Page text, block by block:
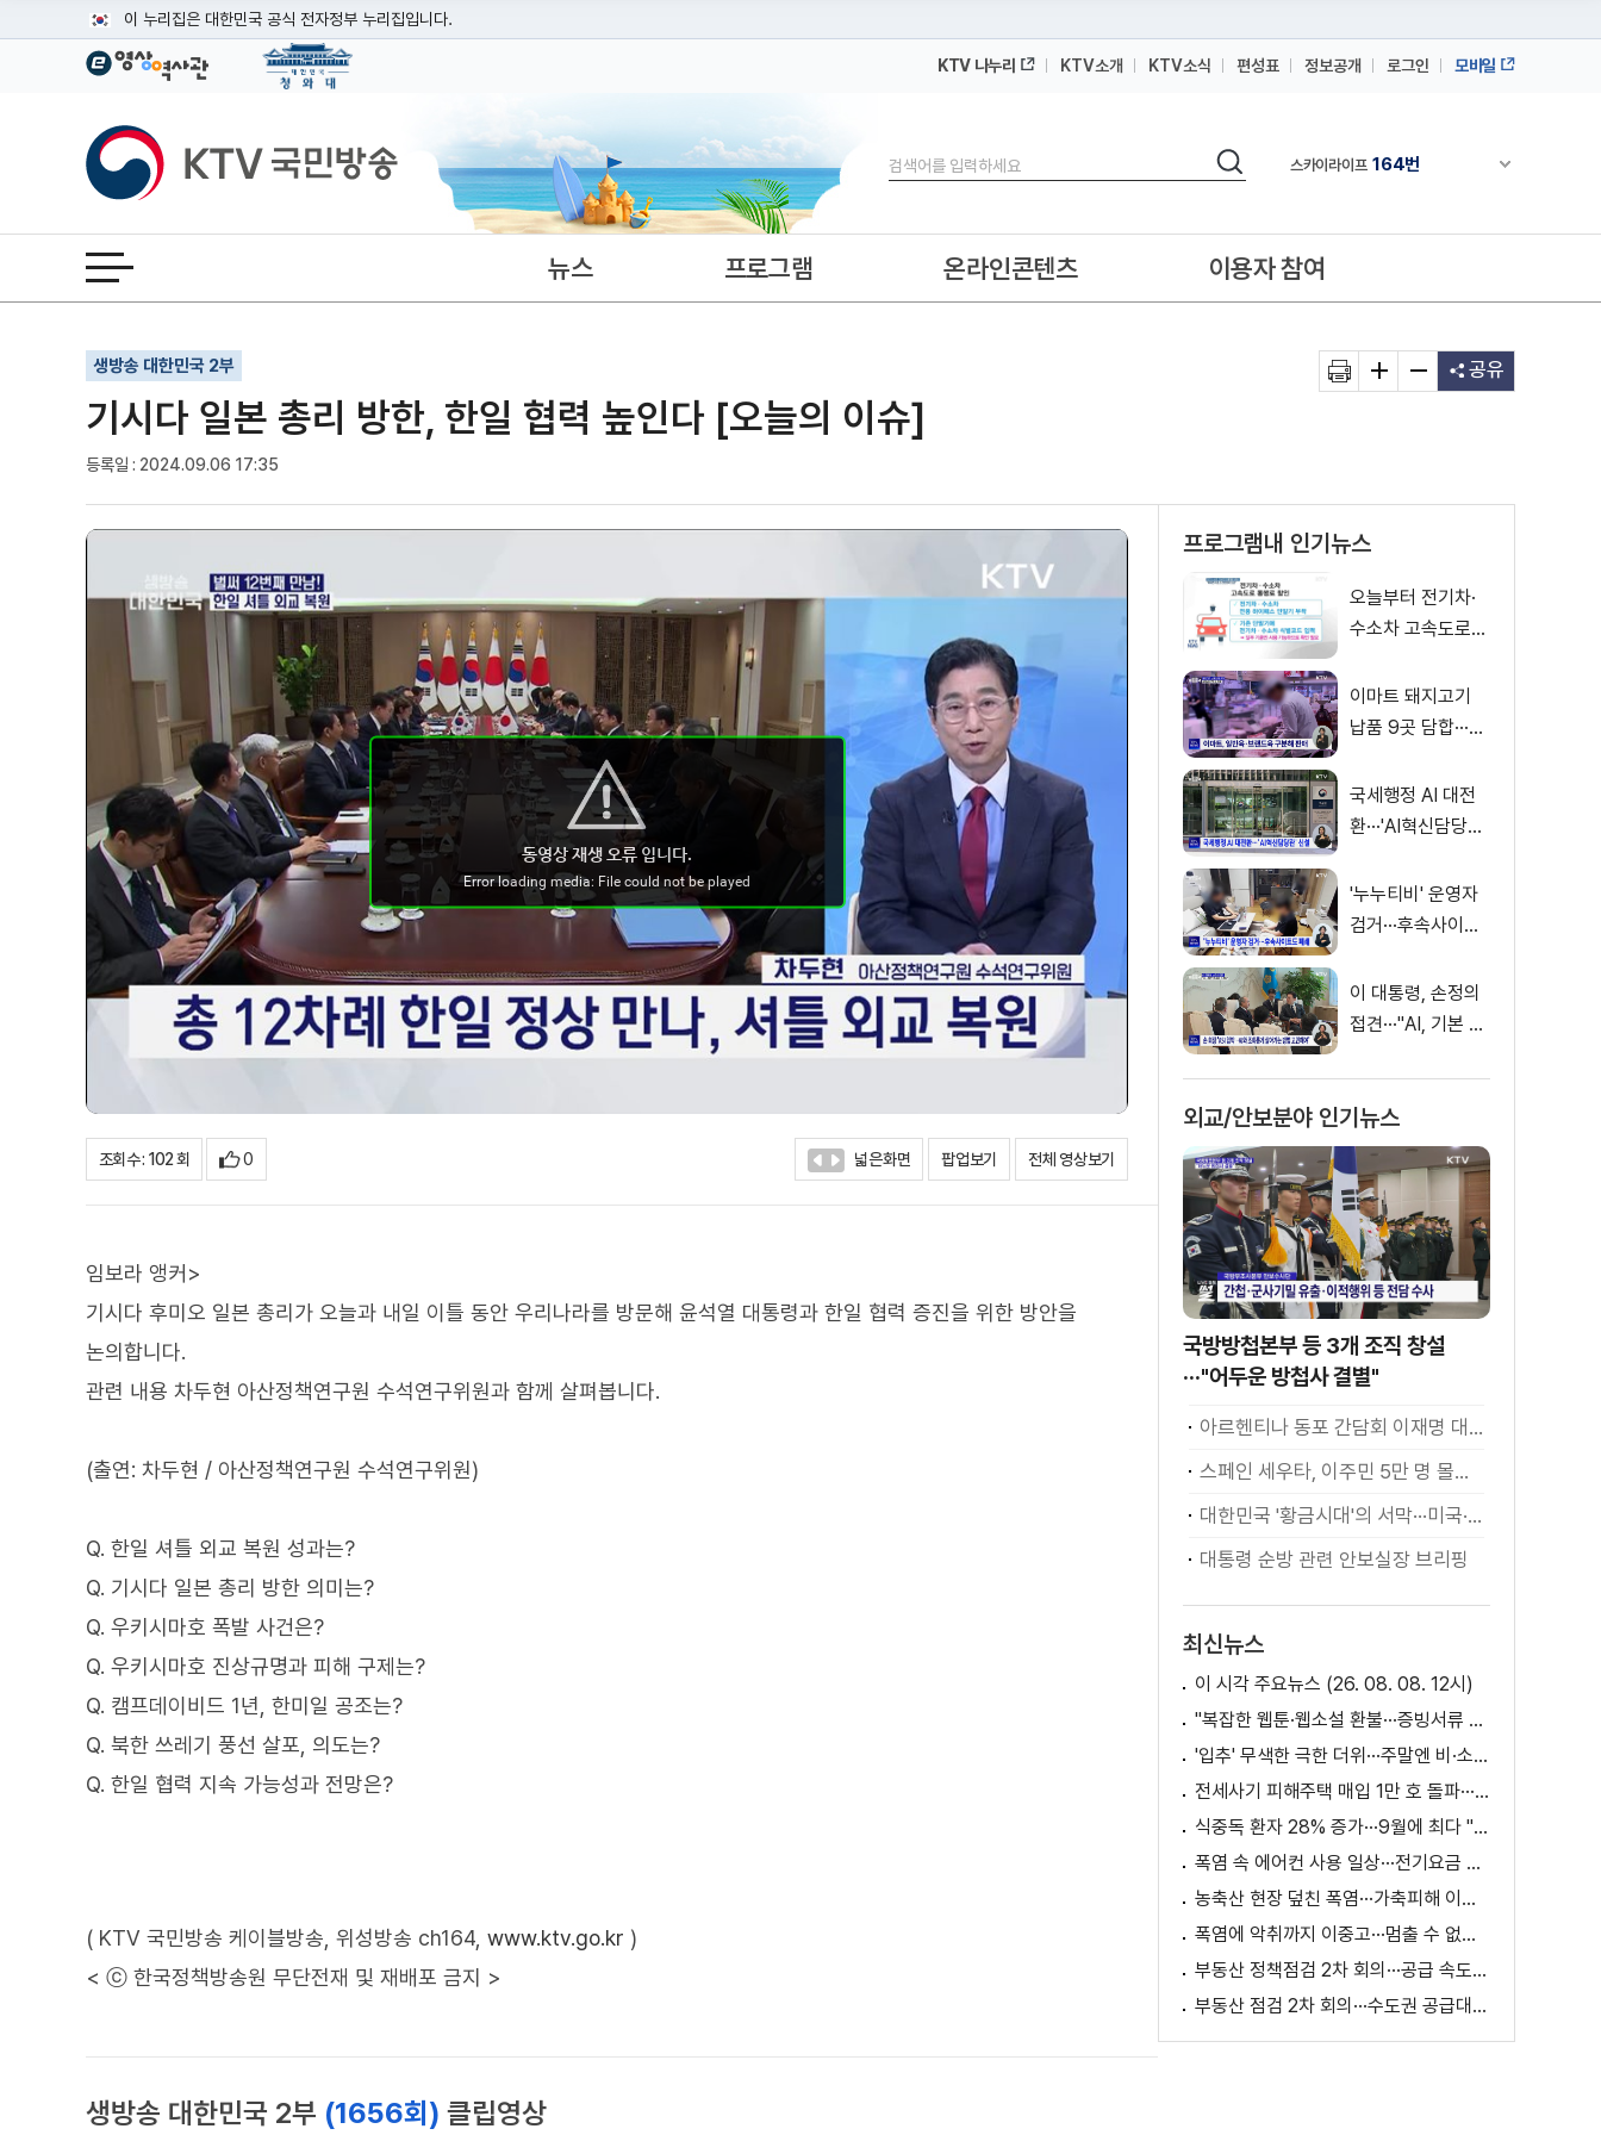
이 누리집은 대한민국 공식 전자정부 누리집입니다.
공식 누리집 주소 확인하기
이밖에 or.kr 또는 .kr등 다른 도메인 주소를 사용하고 있다면 아래 URL에서 도메인 주소를 확인해 보세요
운영중인 공식 누리집보기
KTV 나누리 KTV소개 KTV소식 편성표 정보공개 로그인 모바일
KTV국민방송
검색
검색 채널안내 펼쳐
스카이라이프 164번
스카이라이프 164번
스카이라이프
전체메뉴 열기 뉴스 프로그램 온라인콘텐츠 이용자 참여
생방송 대한민국 2부
기시다 일본 총리 방한, 한일 협력 높인다 [오늘의 이슈]
등록일 : 2024.09.06 17:35
기사인쇄
글자확대
글자축소 공유
조회수 : 102 회 0 넓은화면 팝업보기 전체 영상보기
임보라 앵커>
기시다 후미오 일본 총리가 오늘과 내일 이틀 동안 우리나라를 방문해 윤석열 대통령과 한일 협력 증진을 위한 방안을
논의합니다.
관련 내용 차두현 아산정책연구원 수석연구위원과 함께 살펴봅니다.
(출연: 차두현 / 아산정책연구원 수석연구위원)
Q. 한일 셔틀 외교 복원 성과는?
Q. 기시다 일본 총리 방한 의미는?
Q. 우키시마호 폭발 사건은?
Q. 우키시마호 진상규명과 피해 구제는?
Q. 캠프데이비드 1년, 한미일 공조는?
Q. 북한 쓰레기 풍선 살포, 의도는?
Q. 한일 협력 지속 가능성과 전망은?
( KTV 국민방송 케이블방송, 위성방송 ch164, www.ktv.go.kr )
< ⓒ 한국정책방송원 무단전재 및 재배포 금지 >
생방송 대한민국 2부 (1656회) 클립영상
프로그램내 인기뉴스
오늘부터 전기차·
수소차 고속도로
이마트 돼지고기
납품 9곳 담합···과
국세행정 AI 대전
환···'AI혁신담당관'
'누누티비' 운영자
검거···후속사이트
이 대통령, 손정의
접견···"AI, 기본 인
외교/안보분야 인기뉴스
국방방첩본부 등 3개 조직 창설
···"어두운 방첩사 결별"
아르헨티나 동포 간담회 이재명 대통령 모두발언
스페인 세우타, 이주민 5만 명 몰려 [월드 투데이]
대한민국 '황금시대'의 서막···미국·남미 순방 성과 총정리 [정.주.행]
대통령 순방 관련 안보실장 브리핑
최신뉴스
이 시각 주요뉴스 (26. 08. 08. 12시)
"복잡한 웹툰·웹소설 환불···증빙서류 요구까지"
'입추' 무색한 극한 더위···주말엔 비·소나기
전세사기 피해주택 매입 1만 호 돌파···피해 지원 속도
식중독 환자 28% 증가···9월에 최다 "입추 방심 금물"
폭염 속 에어컨 사용 일상···전기요금 줄이려면?
농축산 현장 덮친 폭염···가축피해 이틀 새 28만 마리↑
폭염에 악취까지 이중고···멈출 수 없는 필수노동
부동산 정책점검 2차 회의···공급 속도전 본격화하나
부동산 점검 2차 회의···수도권 공급대책 논의